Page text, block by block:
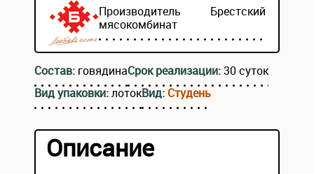
Производитель Брестский
мясокомбинат
Состав: говядинаСрок реализации:30 суток
Вид упаковки:лотокВид: Студень
Описание